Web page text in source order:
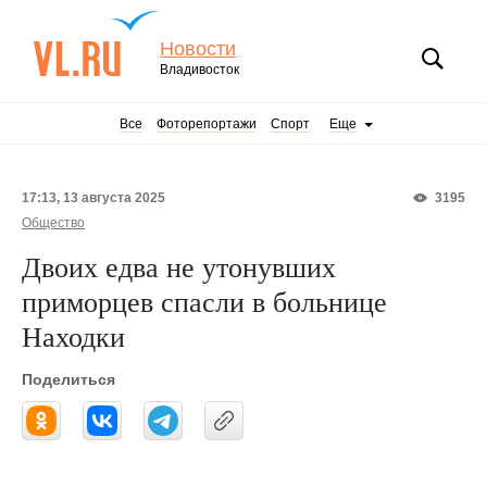
Новости
Владивосток
Все Фоторепортажи Спорт Еще
3195
17:13, 13 августа 2025
Общество
Двоих едва не утонувших
приморцев спасли в больнице
Находки
Поделиться